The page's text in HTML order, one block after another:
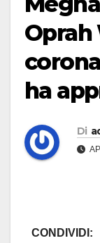
Oprah
ha
Di
CONDIVIDI: